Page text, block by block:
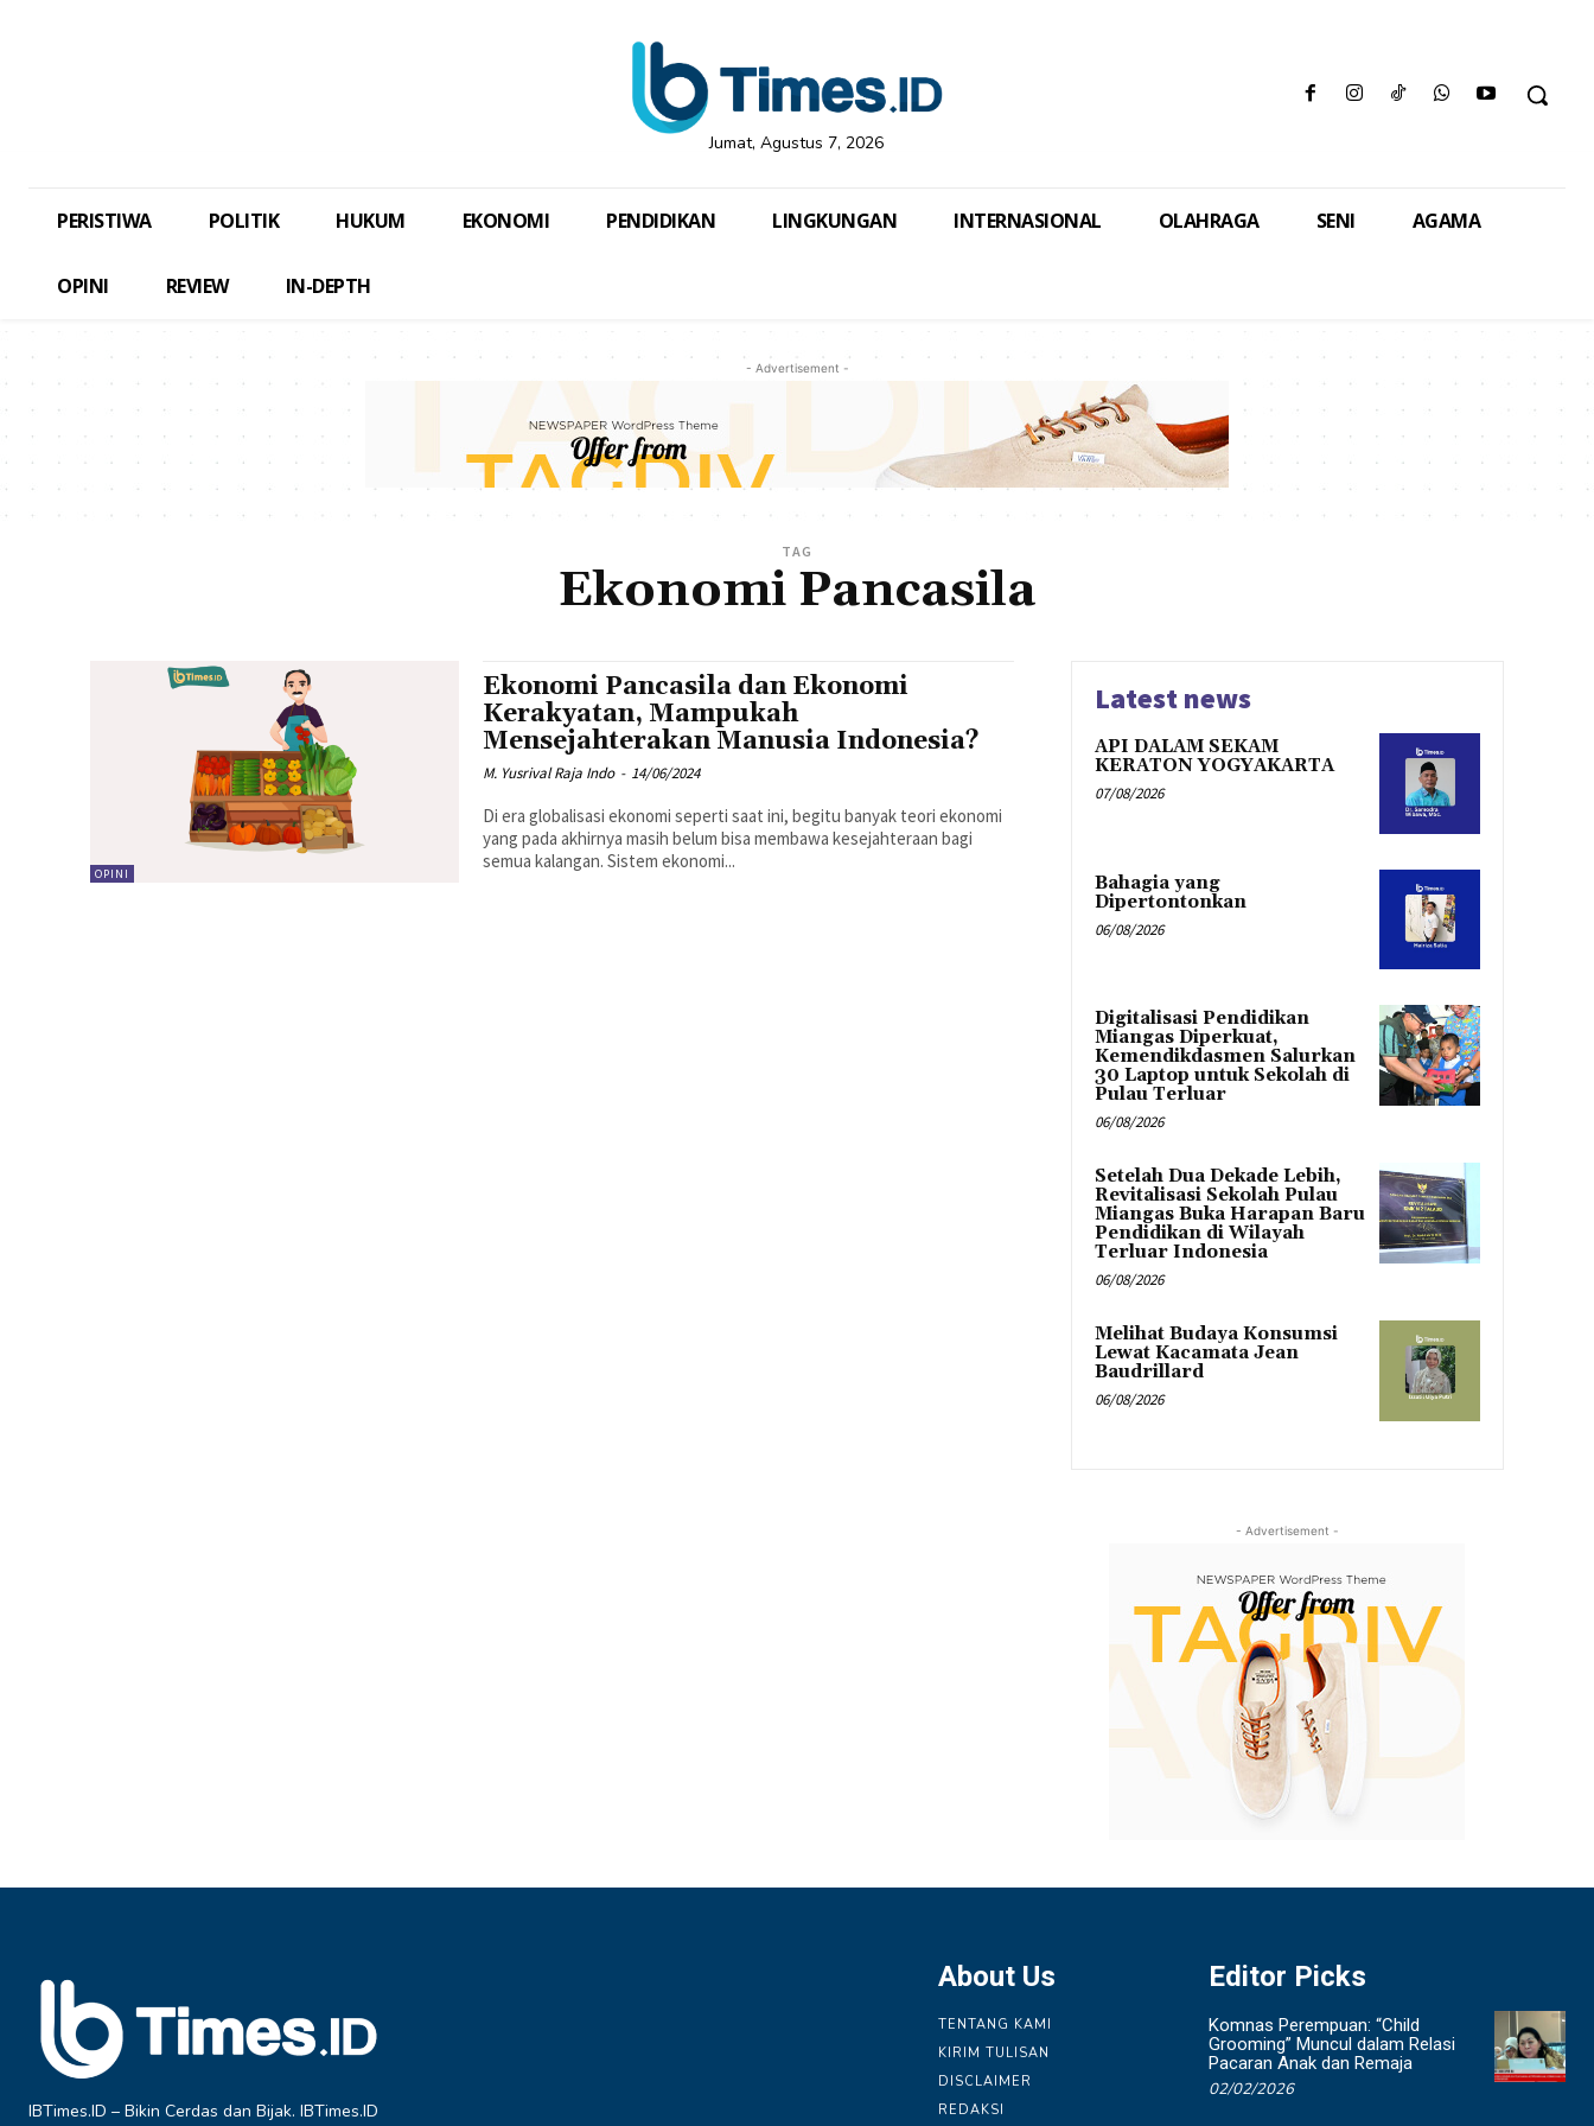
Jumat, Agustus 7, 2026
PERISTIWA POLITIK HUKUM EKONOMI PENDIDIKAN LINGKUNGAN INTERNASIONAL OLAHRAGA SENI AGAMA
OPINI REVIEW IN-DEPTH
- Advertisement -
TAG
Ekonomi Pancasila
OPINI
Ekonomi Pancasila dan Ekonomi
Kerakyatan, Mampukah
Mensejahterakan Manusia Indonesia?
M. Yusrival Raja Indo - 14/06/2024
Di era globalisasi ekonomi seperti saat ini, begitu banyak teori ekonomi
yang pada akhirnya masih belum bisa membawa kesejahteraan bagi
semua kalangan. Sistem ekonomi...
Latest news
API DALAM SEKAM
KERATON YOGYAKARTA
07/08/2026
Bahagia yang
Dipertontonkan
06/08/2026
Digitalisasi Pendidikan
Miangas Diperkuat,
Kemendikdasmen Salurkan
30 Laptop untuk Sekolah di
Pulau Terluar
06/08/2026
Setelah Dua Dekade Lebih,
Revitalisasi Sekolah Pulau
Miangas Buka Harapan Baru
Pendidikan di Wilayah
Terluar Indonesia
06/08/2026
Melihat Budaya Konsumsi
Lewat Kacamata Jean
Baudrillard
06/08/2026
- Advertisement -
IBTimes.ID – Bikin Cerdas dan Bijak. IBTimes.ID
About Us
TENTANG KAMI
KIRIM TULISAN
DISCLAIMER
REDAKSI
Editor Picks
Komnas Perempuan: “Child
Grooming” Muncul dalam Relasi
Pacaran Anak dan Remaja
02/02/2026